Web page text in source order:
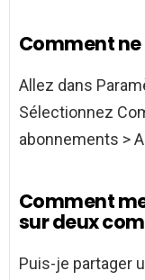
Comment ne
Allez dans
Sélectionnez
abonnements >
Comment
sur deux
Puis-je partager